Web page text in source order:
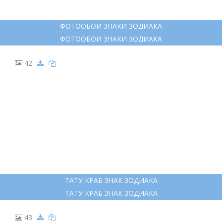
ФОТООБОИ ЗНАКИ ЗОДИАКА
ФОТООБОИ ЗНАКИ ЗОДИАКА
42
ТАТУ КРАБ ЗНАК ЗОДИАКА
ТАТУ КРАБ ЗНАК ЗОДИАКА
43